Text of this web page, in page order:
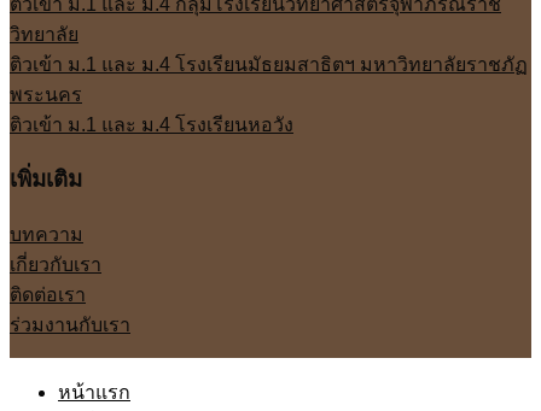
วิทยาลัย
ติวเข้า ม.1 และ ม.4 โรงเรียนมัธยมสาธิตฯ มหาวิทยาลัยราชภัฏ
พระนคร
ติวเข้า ม.1 และ ม.4 โรงเรียนหอวัง
เพิ่มเติม
บทความ
เกี่ยวกับเรา
ติดต่อเรา
ร่วมงานกับเรา
หน้าแรก